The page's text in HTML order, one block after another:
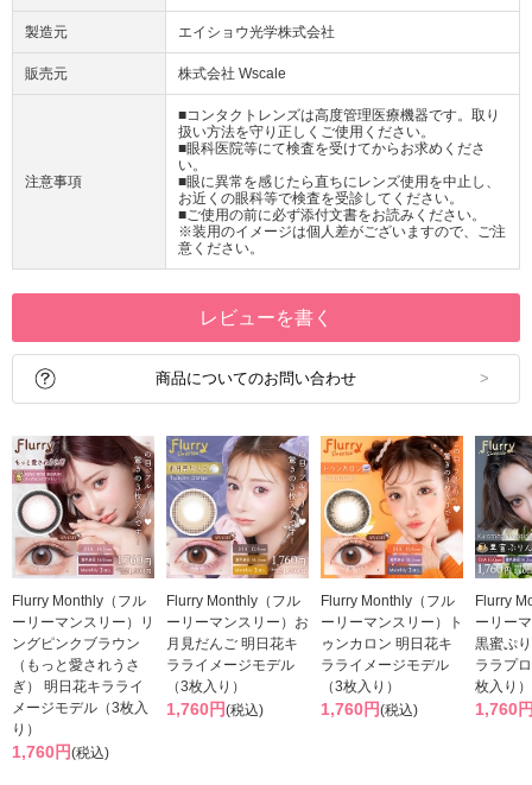
製造元 エイショウ光学株式会社
販売元 株式会社 Wscale
注意事項
■コンタクトレンズは高度管理医療機器です。取り
扱い方法を守り正しくご使用ください。
■眼科医院等にて検査を受けてからお求めくださ
い。
■眼に異常を感じたら直ちにレンズ使用を中止し、
お近くの眼科等で検査を受診してください。
■ご使用の前に必ず添付文書をお読みください。
※装用のイメージは個人差がございますので、ご注
意ください。
レビューを書く
商品についてのお問い合わせ
Flurry Monthly（フル
ーリーマンスリー）リ
ングピンクブラウン
（もっと愛されうさ
ぎ） 明日花キラライ
メージモデル（3枚入
り）
1,760円(税込)
Flurry Monthly（フル
ーリーマンスリー）お
月見だんご 明日花キ
ラライメージモデル
（3枚入り）
1,760円(税込)
Flurry Monthly（フル
ーリーマンスリー）ト
ゥンカロン 明日花キ
ラライメージモデル
（3枚入り）
1,760円(税込)
Flurry
ーリー
黒蜜ぷ
ララプ
枚入り）
1,760